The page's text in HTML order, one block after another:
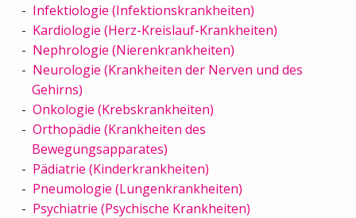
Infektiologie (Infektionskrankheiten)
Kardiologie (Herz-Kreislauf-Krankheiten)
Nephrologie (Nierenkrankheiten)
Neurologie (Krankheiten der Nerven und des
Gehirns)
Onkologie (Krebskrankheiten)
Orthopädie (Krankheiten des
Bewegungsapparates)
Pädiatrie (Kinderkrankheiten)
Pneumologie (Lungenkrankheiten)
Psychiatrie (Psychische Krankheiten)